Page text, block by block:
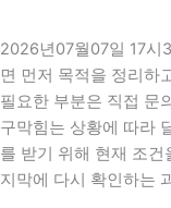
2026년07월07일 17시
면 먼저 목적을 정리하
필요한 부분은 직접 문
구막힘는 상황에 따라
를 받기 위해 현재 조
지막에 다시 확인하는